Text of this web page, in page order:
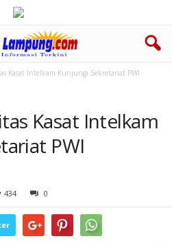
Kasat Intelkam Kunjungi Sekretariat PWI
Kasat Intelkam
PWI
434 0